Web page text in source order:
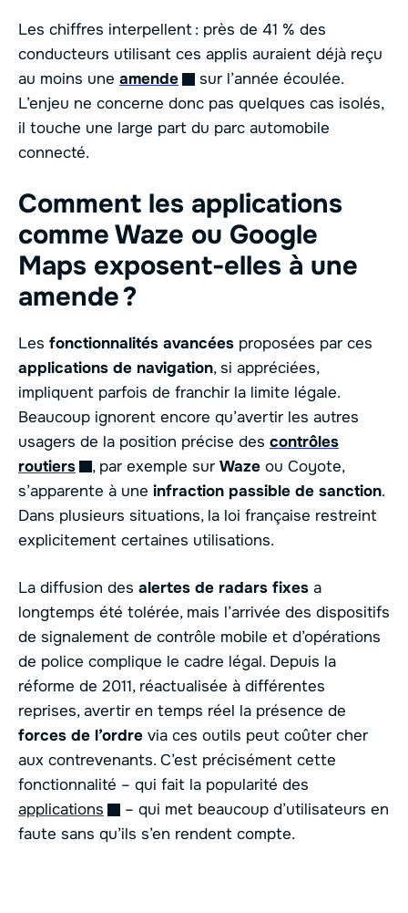
Les chiffres interpellent : près de 41 % des
conducteurs utilisant ces applis auraient déjà reçu
au moins une amende
sur l’année écoulée.
L’enjeu ne concerne donc pas quelques cas isolés,
il touche une large part du parc automobile
connecté.
Comment les applications
comme Waze ou Google
Maps exposent-elles à une
amende ?
Les fonctionnalités avancées proposées par ces
applications de navigation, si appréciées,
impliquent parfois de franchir la limite légale.
Beaucoup ignorent encore qu’avertir les autres
usagers de la position précise des contrôles
routiers
, par exemple sur Wazeou Coyote,
s’apparente à une infraction passible de sanction.
Dans plusieurs situations, la loi française restreint
explicitement certaines utilisations.
La diffusion des alertes de radars fixes a
longtemps été tolérée, mais l’arrivée des dispositifs
de signalement de contrôle mobile et d’opérations
de police complique le cadre légal. Depuis la
réforme de 2011, réactualisée à différentes
reprises, avertir en temps réel la présence de
forces de l’ordre via ces outils peut coûter cher
aux contrevenants. C’est précisément cette
fonctionnalité – qui fait la popularité des
applications
– qui met beaucoup d’utilisateurs en
faute sans qu’ils s’en rendent compte.